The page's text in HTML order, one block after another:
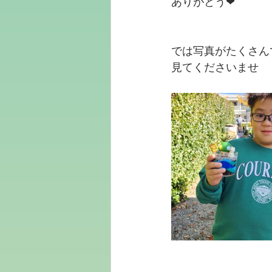
ありがとう❤
では写真がたくさ
見てくださいませ